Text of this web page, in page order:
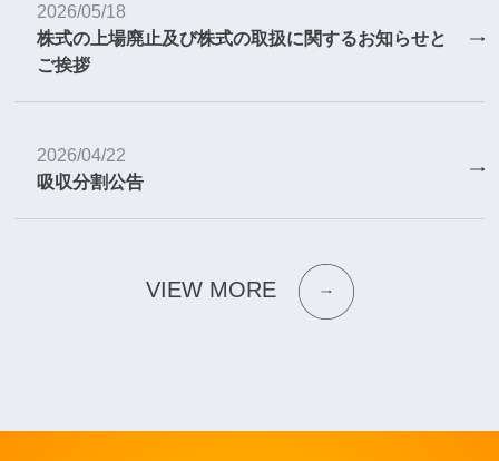
2026/05/18
株式の上場廃止及び株式の取扱に関するお知らせと
ご挨拶
2026/04/22
吸収分割公告
VIEW MORE